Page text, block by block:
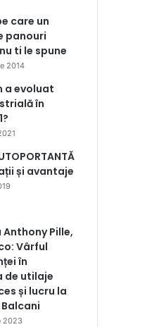
care un
panouri
ti le spune
2014
a evoluat
în
și avantaje
Pille,
Vârful
în
de utilaje
și lucru la
2023